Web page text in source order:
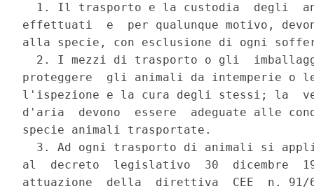
1. Il trasporto e la custodia  degli
effettuati  e  per qualunque motivo,
alla specie, con esclusione di ogni
2. I mezzi di trasporto o gli
proteggere  gli animali da intemperie o
l'ispezione e la cura degli stessi; la
d'aria  devono  essere  adeguate alle
specie animali trasportate.
3. Ad ogni trasporto di animali si
al  decreto  legislativo  30  dicembre
attuazione  della  direttiva  CEE  n. 91/